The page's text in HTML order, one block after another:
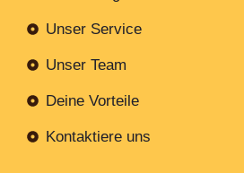
Unser Service
Unser Team
Deine Vorteile
Kontaktiere uns